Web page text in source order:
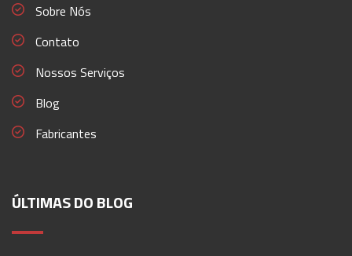
Sobre Nós
Contato
Nossos Serviços
Blog
Fabricantes
ÚLTIMAS DO BLOG